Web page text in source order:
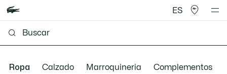
ES
Ropa Calzado Marroquineria Complementos